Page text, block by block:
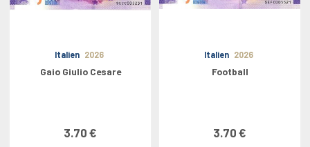
Italien 2026
Gaio Giulio Cesare
3.70 €
Italien 2026
Football
3.70 €